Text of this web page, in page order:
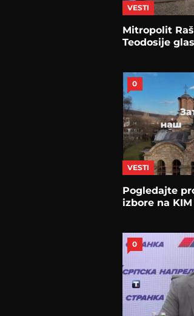
VESTI
Mitropolit
Teodosije
0
VESTI
Pogledajte
izbore na KIM
0